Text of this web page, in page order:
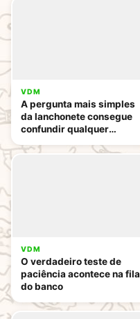
VDM
A pergunta mais simples
da lanchonete consegue
confundir qualquer
VDM
O verdadeiro teste de
paciência acontece na fila
do banco